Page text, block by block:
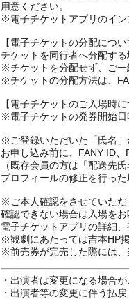
用意ください。
※電子チケットアプリのイン
【電子チケットの分配につい
チケットを同行者へ分配す
※チケットを分配せず、ご一
※チケットの分配方法は、
【電子チケットのご入場時に
※電子チケットの発券開始日
※ご登録いただいた「氏名」
お申し込み前に、FANY ID
（既存会員の方は「配送先
プロフィールの修正を行っ
※ご本人確認をさせていただ
確認できない場合は入場を
電子チケットアプリの詳細
※観劇にあたっては吉本HP
※前売券が完売した際には、
・出演者は変更になる場合
・出演者等の変更に伴う払戻